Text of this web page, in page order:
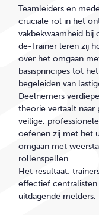
Teamleiders en
cruciale rol in het
vakbekwaamheid bij
de-Trainer leren zij
over het omgaan
basisprincipes tot
begeleiden van
Deelnemers
theorie vertaalt naar
veilige,
oefenen zij met het
omgaan met
rollenspellen.
Het resultaat:
effectief
uitdagende melders.